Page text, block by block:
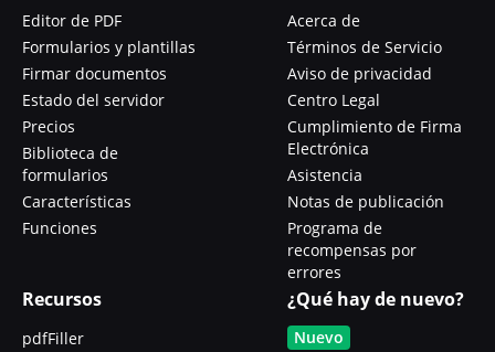
Editor de PDF
Formularios y plantillas
Firmar documentos
Estado del servidor
Precios
Biblioteca de
formularios
Características
Funciones
Acerca de
Términos de Servicio
Aviso de privacidad
Centro Legal
Cumplimiento de Firma
Electrónica
Asistencia
Notas de publicación
Programa de
recompensas por
errores
Recursos
pdfFiller
¿Qué hay de nuevo?
Nuevo